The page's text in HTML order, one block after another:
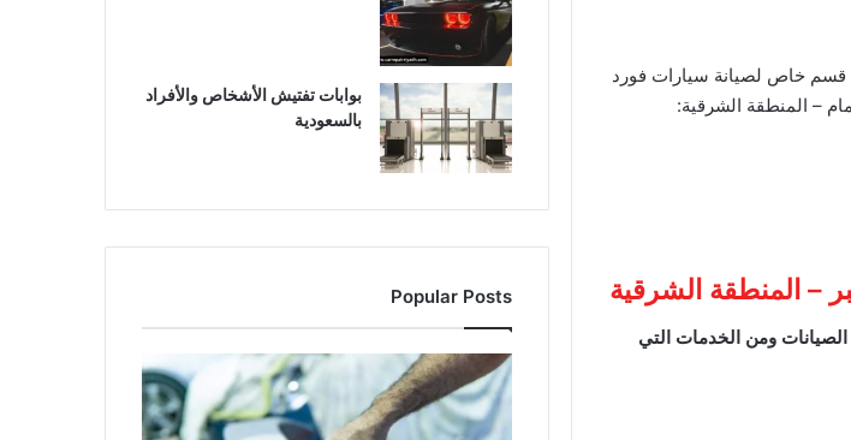
قسم خاص لصيانة سيارات فورد
– المنطقة الشرقية:
– المنطقة الشرقية
فورد السريعة والدورية من 10000كم الى كافة الصيانات ومن الخدمات التي
بوابات تفتيش الأشخاص والأفراد
بالسعودية
Popular Posts